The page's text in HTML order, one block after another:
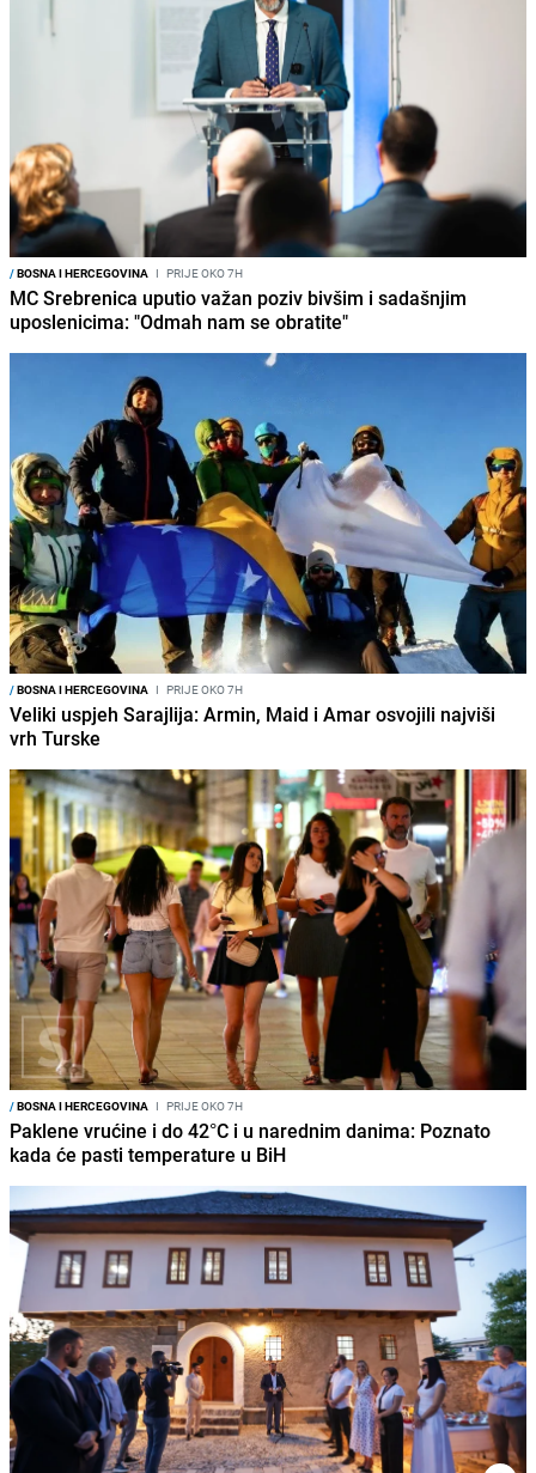
/BOSNA I HERCEGOVINA I PRIJE OKO 7H
MC Srebrenica uputio važan poziv bivšim i sadašnjim
uposlenicima: "Odmah nam se obratite"
/BOSNA I HERCEGOVINA I PRIJE OKO 7H
Veliki uspjeh Sarajlija: Armin, Maid i Amar osvojili najviši
vrh Turske
/BOSNA I HERCEGOVINA I PRIJE OKO 7H
Paklene vrućine i do 42°C i u narednim danima: Poznato
kada će pasti temperature u BiH